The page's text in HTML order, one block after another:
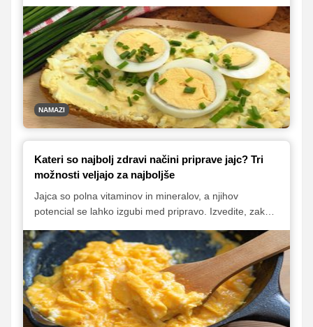
šole, do sodobnejših izvedb s skuto, tuno in zelenjavo.
Gre za preprosto, hranljivo in vsestransko jed, ki jo
lahko uporabimo na številne načine, od hitrega zajtrka
do lahke večerje ali malice.
NAMAZI
Kateri so najbolj zdravi načini priprave jajc? Tri
možnosti veljajo za najboljše
Jajca so polna vitaminov in mineralov, a njihov
potencial se lahko izgubi med pripravo. Izvedite, zakaj
zdravimi možnostmi ter kako preprosti triki naredijo tudi
umešana jajca in omlete bolj hranljive.